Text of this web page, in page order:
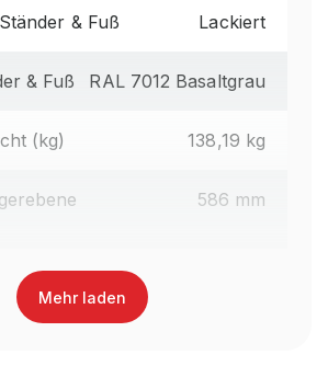
& Fuß Lackiert
& Fuß RAL 7012 Basaltgrau
(kg) 138,19 kg
586 mm
Mehr laden